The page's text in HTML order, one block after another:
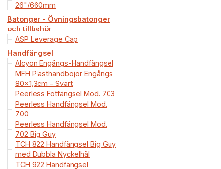
26"/660mm
Batonger - Övningsbatonger
och tillbehör
ASP Leverage Cap
Handfängsel
Alcyon Engångs-Handfängsel
MFH Plasthandbojor Engångs
80x1,3cm - Svart
Peerless Fotfängsel Mod. 703
Peerless Handfängsel Mod.
700
Peerless Handfängsel Mod.
702 Big Guy
TCH 822 Handfängsel Big Guy
med Dubbla Nyckelhål
TCH 922 Handfängsel